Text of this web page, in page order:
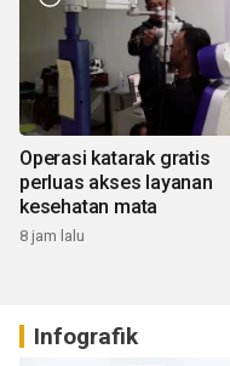
Operasi katarak gratis
perluas akses layanan
kesehatan mata
8 jam lalu
Infografik